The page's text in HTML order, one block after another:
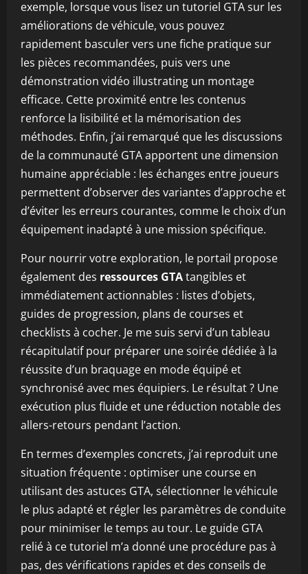
exemple, lorsque vous lisez un tutoriel GTA sur les
améliorations de véhicule, vous pouvez
rapidement basculer vers une fiche pratique sur
les pièces recommandées, puis vers une
démonstration vidéo illustrating un montage
efficace. Cette proximité entre les contenus
renforce la lisibilité et la mémorisation des
méthodes. Enfin, j’ai remarqué que les discussions
de la communauté GTA apportent une dimension
humaine appréciable : les échanges entre joueurs
permettent d’observer des variantes d’approche et
d’éviter les erreurs courantes, comme le choix d’un
équipement inadapté à une mission spécifique.
Pour nourrir votre exploration, le portail propose
également des ressources GTAtangibles et
immédiatement actionnables : listes d’objets,
guides de progression, plans de courses et
checklists à cocher. Je me suis servi d’un tableau
récapitulatif pour préparer une soirée dédiée à la
réussite d’un braquage en mode équipé et
synchronisé avec mes équipiers. Le résultat ? Une
exécution plus fluide et une réduction notable des
allers-retours pendant l’action.
En termes d’exemples concrets, j’ai reproduit une
situation fréquente : optimiser une course en
utilisant des astuces GTA, sélectionner le véhicule
le plus adapté et régler les paramètres de conduite
pour minimiser le temps au tour. Le guide GTA
relié à ce tutoriel m’a donné une procédure pas à
pas, des vérifications rapides et des conseils de